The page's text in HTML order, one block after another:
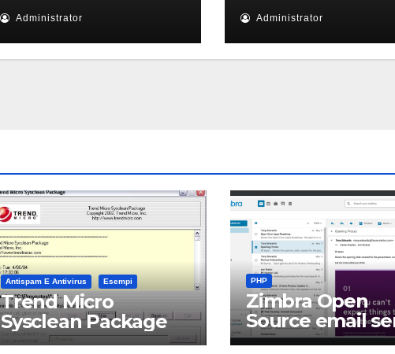
Administrator Administrator
Antispam E Antivirus Esempi
Trend Micro
Sysclean Package
PHP
Zimbra Open
Source email
software